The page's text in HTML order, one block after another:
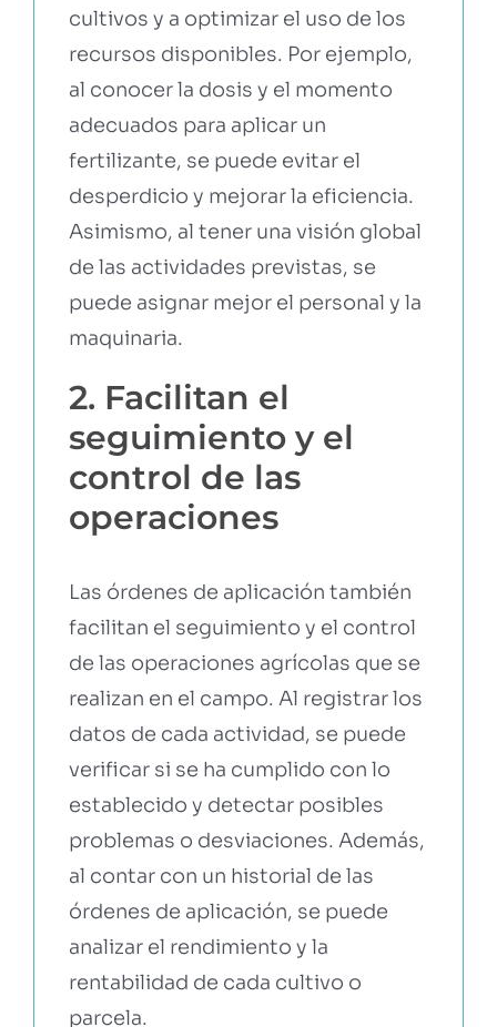
cultivos y a optimizar el uso de los
recursos disponibles. Por ejemplo,
al conocer la dosis y el momento
adecuados para aplicar un
fertilizante, se puede evitar el
desperdicio y mejorar la eficiencia.
Asimismo, al tener una visión global
de las actividades previstas, se
puede asignar mejor el personal y la
maquinaria.
2. Facilitan el
seguimiento y el
control de las
operaciones
Las órdenes de aplicación también
facilitan el seguimiento y el control
de las operaciones agrícolas que se
realizan en el campo. Al registrar los
datos de cada actividad, se puede
verificar si se ha cumplido con lo
establecido y detectar posibles
problemas o desviaciones. Además,
al contar con un historial de las
órdenes de aplicación, se puede
analizar el rendimiento y la
rentabilidad de cada cultivo o
parcela.